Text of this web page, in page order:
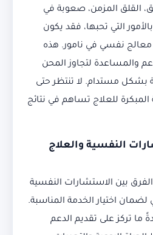
القلق المزمن، صعوبة في
التي تحبها، فقد يكون
نفسي في نامور. هذه
والمساعدة لتجاوز المحن
مستدام. لا تنتظر حتى
المبكرة للعلاج تساهم في نتائج
النفسية والعلاج
بين الاستشارات النفسية
اختيار الخدمة المناسبة.
ما تركز على تقديم الدعم